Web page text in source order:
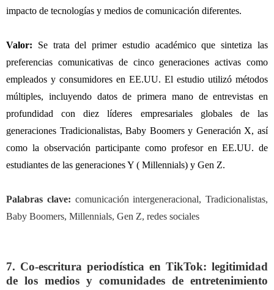
impacto de tecnologías y medios de comunicación diferentes.
Valor: Se trata del primer estudio académico que sintetiza las
preferencias comunicativas de cinco generaciones activas como
empleados y consumidores en EE.UU. El estudio utilizó métodos
múltiples, incluyendo datos de primera mano de entrevistas en
profundidad con diez líderes empresariales globales de las
generaciones Tradicionalistas, Baby Boomers y Generación X, así
como la observación participante como profesor en EE.UU. de
estudiantes de las generaciones Y ( Millennials) y Gen Z.
Palabras clave: comunicación intergeneracional, Tradicionalistas,
Baby Boomers, Millennials, Gen Z, redes sociales
7. Co-escritura periodística en TikTok: legitimidad
de los medios y comunidades de entretenimiento